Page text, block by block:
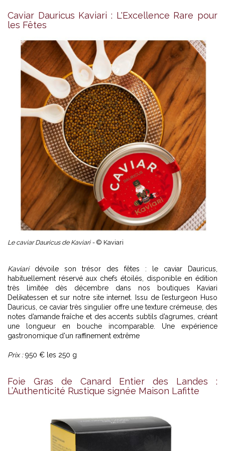
Caviar Dauricus Kaviari : L'Excellence Rare pour
les Fêtes
Le caviar Dauricus de Kaviari - © Kaviari
Kaviari dévoile son trésor des fêtes : le caviar Dauricus,
habituellement réservé aux chefs étoilés, disponible en édition
très limitée dès décembre dans nos boutiques Kaviari
Delikatessen et sur notre site internet. Issu de l’esturgeon Huso
Dauricus, ce caviar très singulier offre une texture crémeuse, des
notes d’amande fraîche et des accents subtils d’agrumes, créant
une longueur en bouche incomparable. Une expérience
gastronomique d'un raffinement extrême
Prix :950 € les 250 g
Foie Gras de Canard Entier des Landes :
L’Authenticité Rustique signée Maison Lafitte